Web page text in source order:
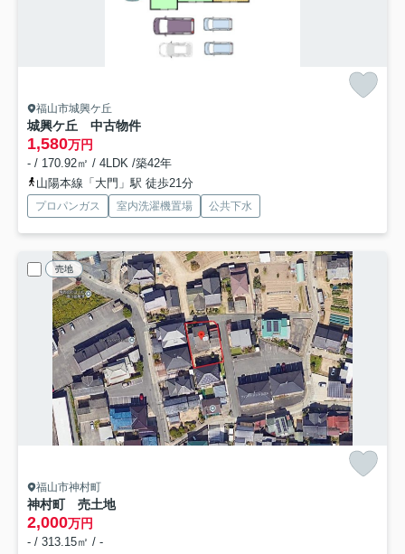
福山市城興ケ丘
城興ケ丘 中古物件
1,580万円
- / 170.92㎡ / 4LDK /築42年
山陽本線「大門」駅 徒歩21分
プロパンガス 室内洗濯機置場 公共下水
売地
福山市神村町
神村町 売土地
2,000万円
- / 313.15㎡ / -